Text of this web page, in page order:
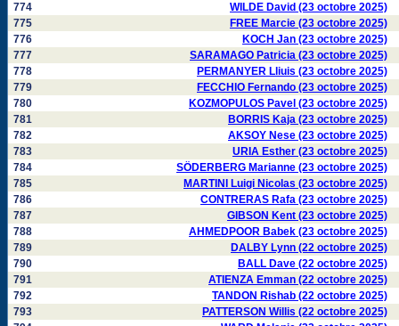
774
WILDE David (23 octobre 2025)
775
FREE Marcie (23 octobre 2025)
776
KOCH Jan (23 octobre 2025)
777
SARAMAGO Patricia (23 octobre 2025)
778
PERMANYER Lliuis (23 octobre 2025)
779
FECCHIO Fernando (23 octobre 2025)
780
KOZMOPULOS Pavel (23 octobre 2025)
781
BORRIS Kaja (23 octobre 2025)
782
AKSOY Nese (23 octobre 2025)
783
URIA Esther (23 octobre 2025)
784
SÖDERBERG Marianne (23 octobre 2025)
785
MARTINI Luigi Nicolas (23 octobre 2025)
786
CONTRERAS Rafa (23 octobre 2025)
787
GIBSON Kent (23 octobre 2025)
788
AHMEDPOOR Babek (23 octobre 2025)
789
DALBY Lynn (22 octobre 2025)
790
BALL Dave (22 octobre 2025)
791
ATIENZA Emman (22 octobre 2025)
792
TANDON Rishab (22 octobre 2025)
793
PATTERSON Willis (22 octobre 2025)